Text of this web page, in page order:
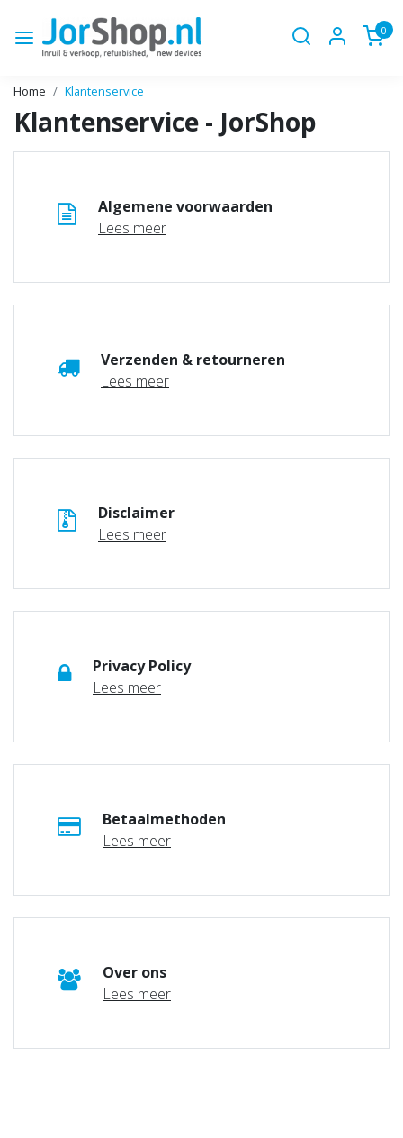
0
Home Klantenservice
Klantenservice - JorShop
Algemene voorwaarden
Lees meer
Verzenden & retourneren
Lees meer
Disclaimer
Lees meer
Privacy Policy
Lees meer
Betaalmethoden
Lees meer
Over ons
Lees meer